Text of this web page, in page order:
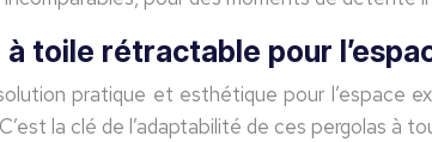
toile rétractable pour
pratique et esthétique pour l’espace
la clé de l’adaptabilité de ces pergolas